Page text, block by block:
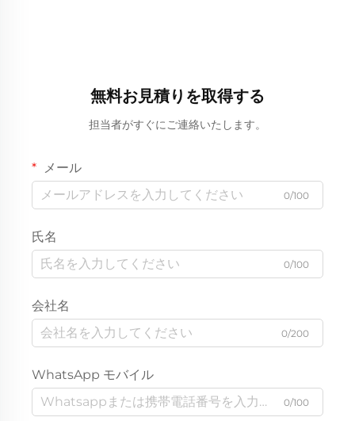
無料お見積りを取得する
担当者がすぐにご連絡いたします。
メール
0/100
氏名
0/100
会社名
0/200
WhatsApp モバイル
0/100